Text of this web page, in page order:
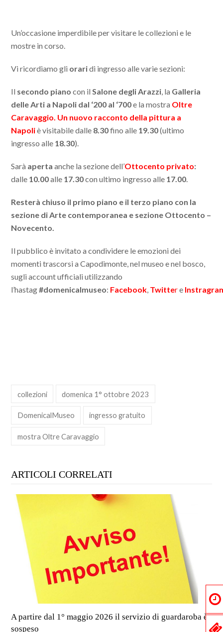
Un’occasione imperdibile per visitare le collezioni e le
mostre in corso.
Vi ricordiamo gli oraridi ingresso alle varie sezioni:
Il secondo piano con ilSalone degli Arazzi, la Galleria
delle Arti a Napoli dal ‘200 al ‘700e la mostra Oltre
Caravaggio. Un nuovo racconto della pittura a
Napoliè visitabile dalle 8.30fino alle 19.30(ultimo
ingresso alle 18.30).
Sarà aperta anche la sezione dell’Ottocento privato:
dalle 10.00alle 17.30con ultimo ingresso alle 17.00.
Resterà chiuso il primo piano e il terzo piano con la
sezione di Arte contemporanea e sezione Ottocento –
Novecento.
Il pubblico è invitato a condividere le emozioni dei
momenti trascorsi a Capodimonte, nel museo e nel bosco,
sugli account ufficiali utilizzando
l’hastag#domenicalmuseo: Facebook, Twittere
collezioni domenica 1° ottobre 2023
DomenicalMuseo ingresso gratuito
mostra Oltre Caravaggio
ARTICOLI CORRELATI
A partire dal 1° maggio 2026 il servizio di guardaroba è
sospeso